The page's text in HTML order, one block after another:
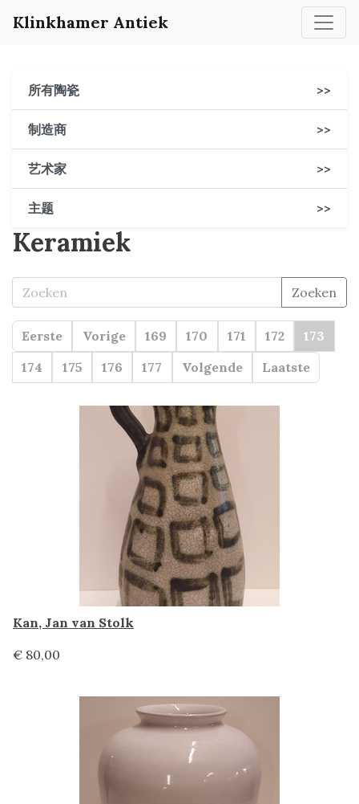
Klinkhamer Antiek
所有陶瓷 >>
制造商 >>
艺术家 >>
主题 >>
Keramiek
Zoeken
Eerste Vorige 169 170 171 172
173
174
175 176 177 Volgende Laatste
Kan, Jan van Stolk
€ 80,00